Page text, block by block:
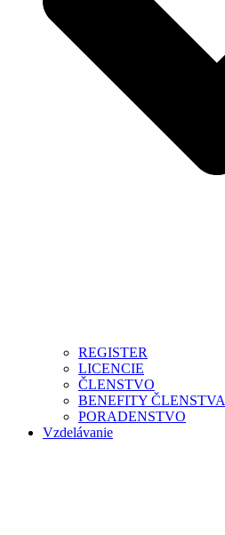
REGISTER
LICENCIE
ČLENSTVO
BENEFITY ČLENSTVA
PORADENSTVO
Vzdelávanie